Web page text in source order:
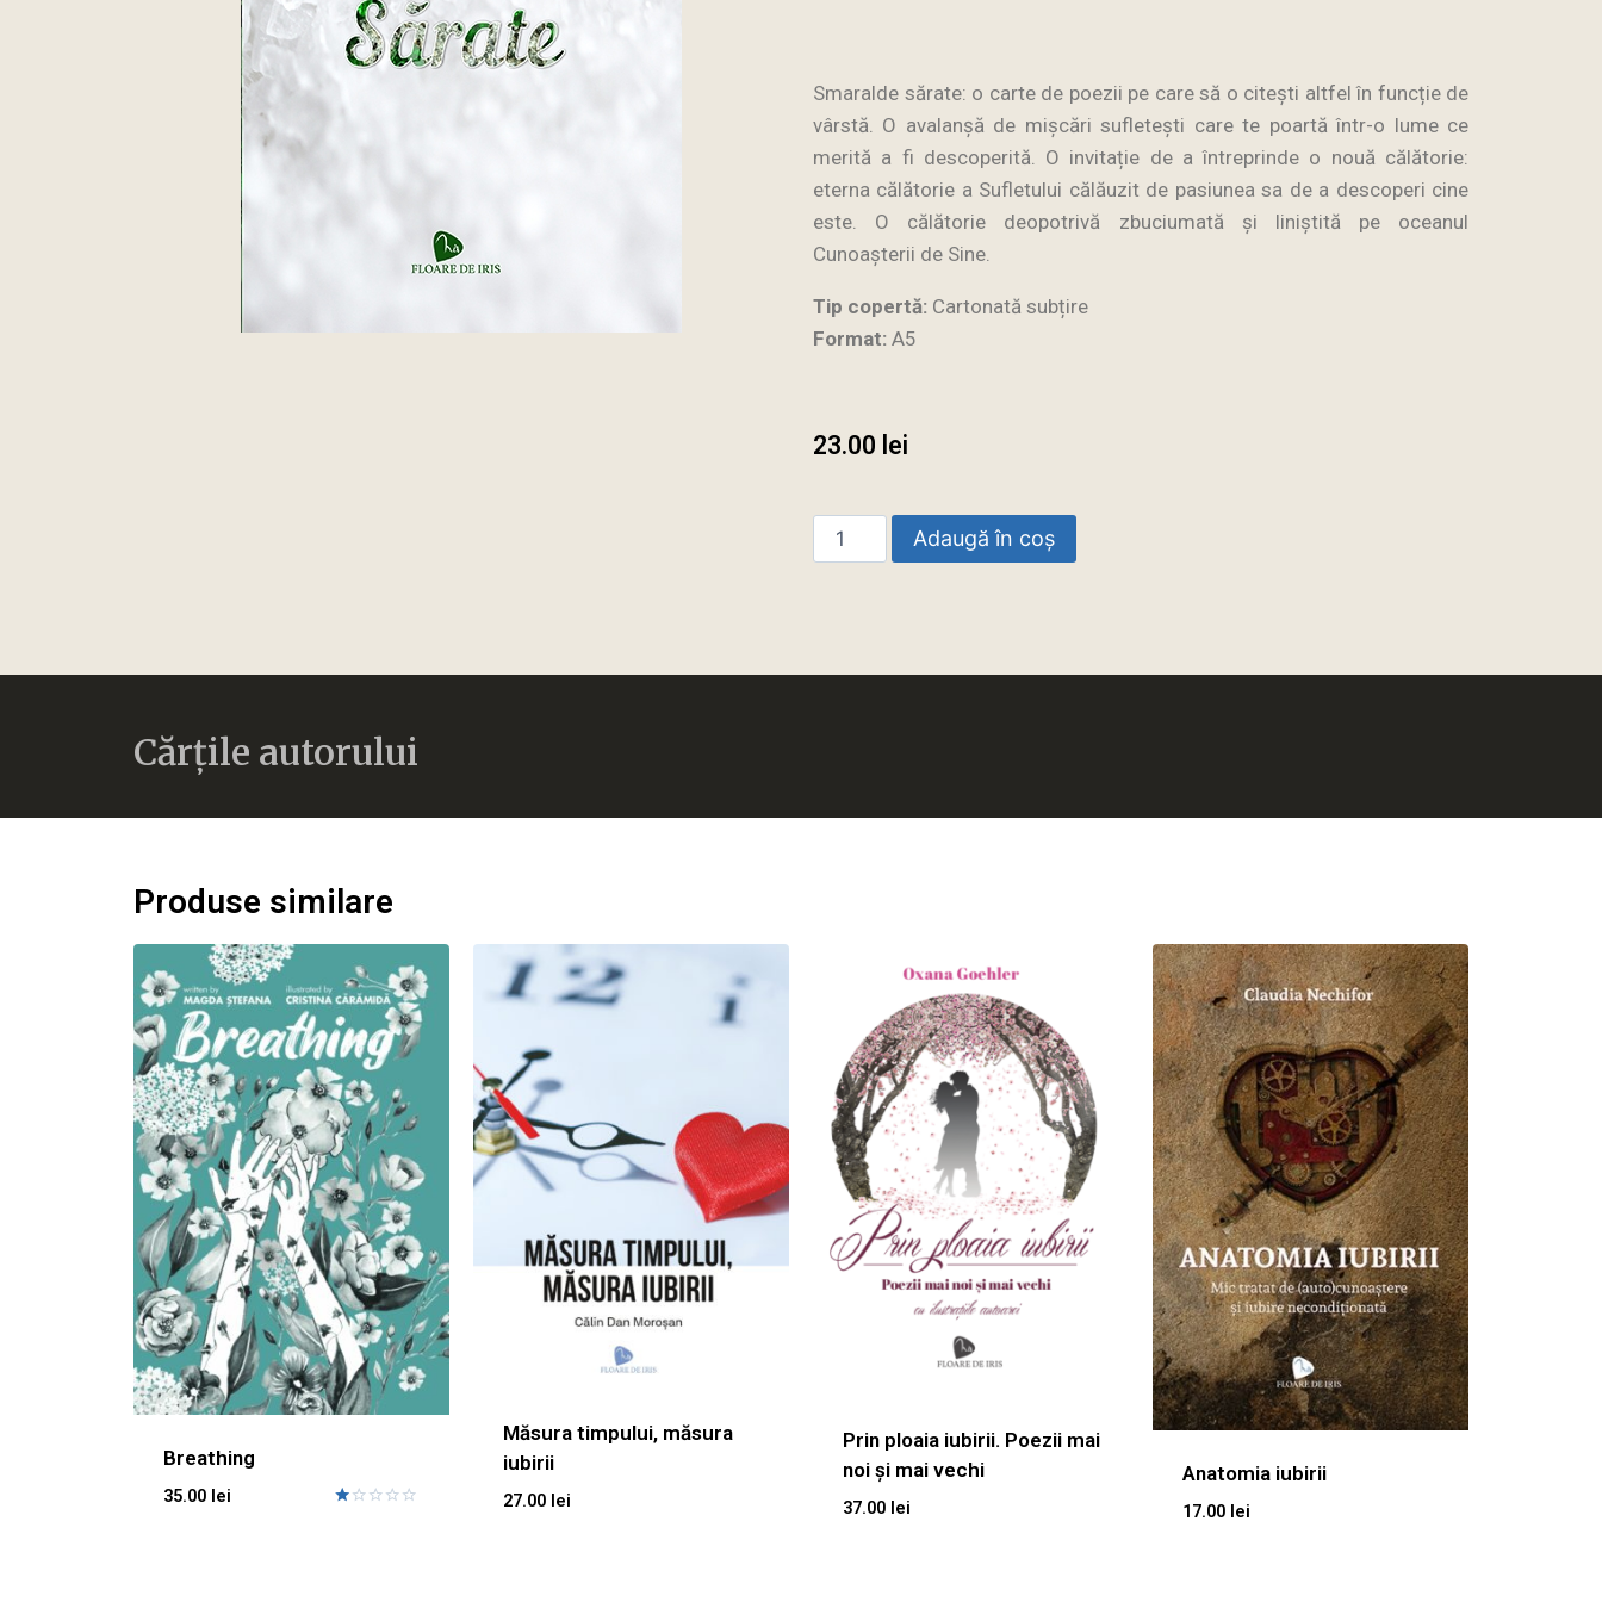
Smaralde sărate: o carte de poezii pe care să o citești altfel în funcție de
vârstă. O avalanșă de mișcări sufletești care te poartă într-o lume ce
merită a fi descoperită. O invitație de a întreprinde o nouă călătorie:
eterna călătorie a Sufletului călăuzit de pasiunea sa de a descoperi cine
este. O călătorie deopotrivă zbuciumată și liniștită pe oceanul
Cunoașterii de Sine.
Tip copertă: Cartonată subțire
Format: A5
23.00 lei
Adaugă în coș
Cărțile autorului
Produse similare
Breathing
35.00 lei
Măsura timpului, măsura
iubirii
27.00 lei
Prin ploaia iubirii. Poezii mai
noi și mai vechi
37.00 lei
Anatomia iubirii
17.00 lei